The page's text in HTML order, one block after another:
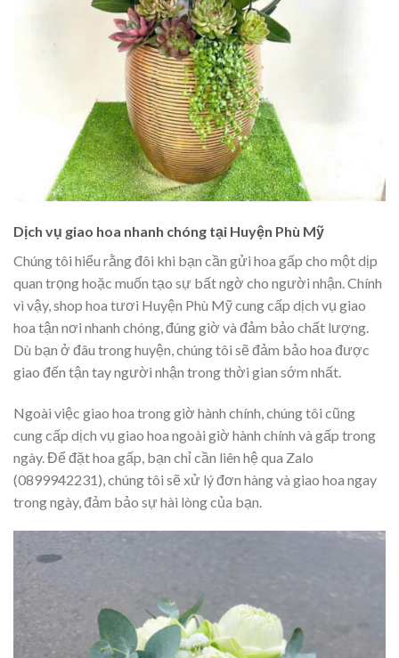
Dịch vụ giao hoa nhanh chóng tại Huyện Phù Mỹ
Chúng tôi hiểu rằng đôi khi bạn cần gửi hoa gấp cho một dịp
quan trọng hoặc muốn tạo sự bất ngờ cho người nhận. Chính
vì vậy, shop hoa tươi Huyện Phù Mỹ cung cấp dịch vụ giao
hoa tận nơi nhanh chóng, đúng giờ và đảm bảo chất lượng.
Dù bạn ở đâu trong huyện, chúng tôi sẽ đảm bảo hoa được
giao đến tận tay người nhận trong thời gian sớm nhất.
Ngoài việc giao hoa trong giờ hành chính, chúng tôi cũng
cung cấp dịch vụ giao hoa ngoài giờ hành chính và gấp trong
ngày. Để đặt hoa gấp, bạn chỉ cần liên hệ qua Zalo
(0899942231), chúng tôi sẽ xử lý đơn hàng và giao hoa ngay
trong ngày, đảm bảo sự hài lòng của bạn.